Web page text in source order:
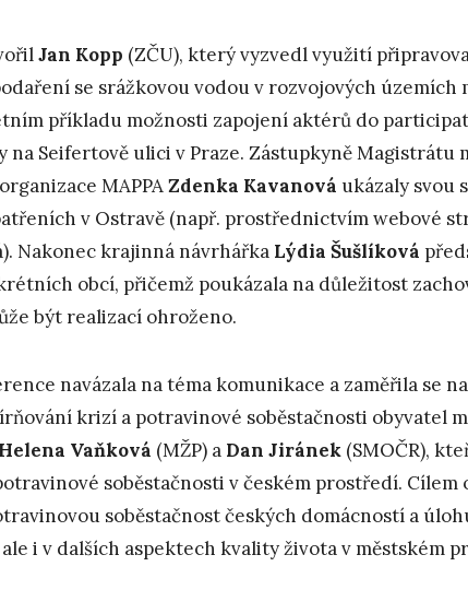
Jan Kopp (ZČU), který vyzvedl využití
se srážkovou vodou v rozvojových územích
příkladu možnosti zapojení aktérů do
Seifertově ulici v Praze. Zástupkyně Magistrátu
MAPPAZdenka Kavanová ukázaly svou
v Ostravě (např. prostřednictvím webové
Nakonec krajinná návrhářka Lýdia Šušlíková
obcí, přičemž poukázala na důležitost
být realizací ohroženo.
navázala na téma komunikace a zaměřila se
krizí a potravinové soběstačnosti obyvatel
Helena Vaňková (MŽP) a Dan Jiránek (SMOČR),
soběstačnosti v českém prostředí. Cílem
soběstačnost českých domácností a
i v dalších aspektech kvality života v městském